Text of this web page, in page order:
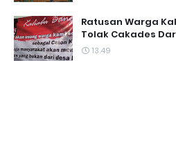
Ratusan Warga
Tolak Cakades
13.49